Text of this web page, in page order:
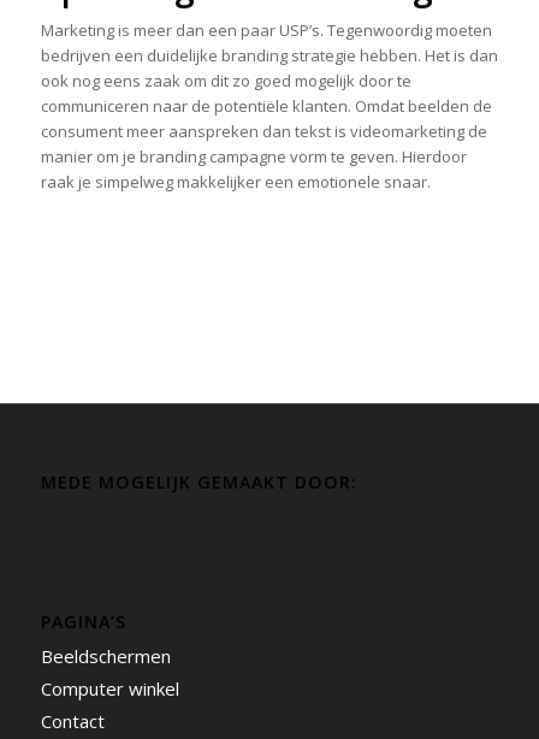
Marketing is meer dan een paar USP’s. Tegenwoordig moeten
bedrijven een duidelijke branding strategie hebben. Het is dan
ook nog eens zaak om dit zo goed mogelijk door te
communiceren naar de potentiële klanten. Omdat beelden de
consument meer aanspreken dan tekst is videomarketing de
manier om je branding campagne vorm te geven. Hierdoor
raak je simpelweg makkelijker een emotionele snaar.
MEDE MOGELIJK GEMAAKT DOOR:
PAGINA’S
Beeldschermen
Computer winkel
Contact